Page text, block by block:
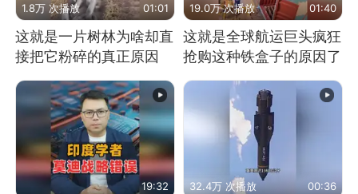
1.8万 次播放 01:01
这就是一片树林为啥却直
接把它粉碎的真正原因
19.0万 次播放 01:40
这就是全球航运巨头疯狂
抢购这种铁盒子的原因了
19:32 32.4万 次播放 00:36